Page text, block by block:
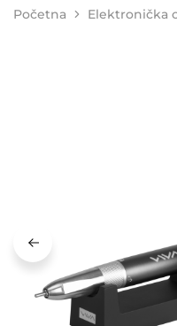
za
Početna Elektronička